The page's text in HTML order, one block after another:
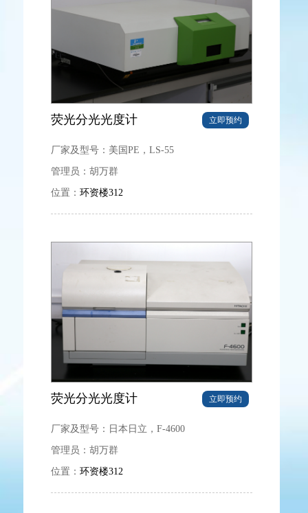
荧光分光光度计 立即预约
厂家及型号： 美国PE，LS-55
管理员： 胡万群
位置： 环资楼312
荧光分光光度计 立即预约
厂家及型号： 日本日立，F-4600
管理员： 胡万群
位置： 环资楼312